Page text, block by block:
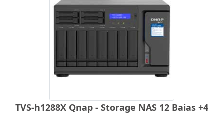
TVS-h1288X Qnap - Storage NAS 12 Baias +4